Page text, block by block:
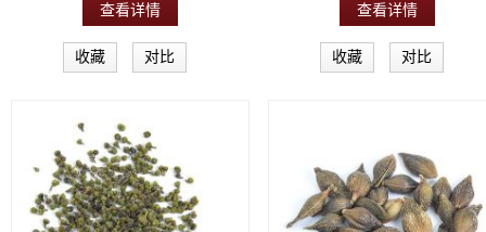
查看详情
收藏 对比
查看详情
收藏 对比